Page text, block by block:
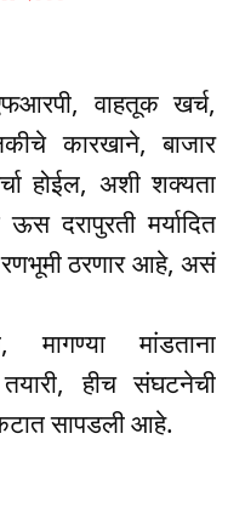
वाहतूक खर्च,
कारखाने, बाजार
होईल, अशी शक्यता
दरापुरती मर्यादित
रणभूमी ठरणार आहे, असं
मागण्या मांडताना
हीच संघटनेची
सापडली आहे.